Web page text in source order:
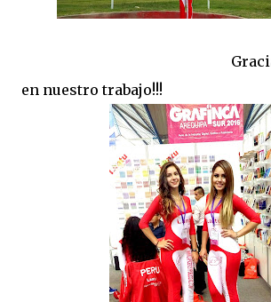
Gracias por
en nuestro trabajo!!!